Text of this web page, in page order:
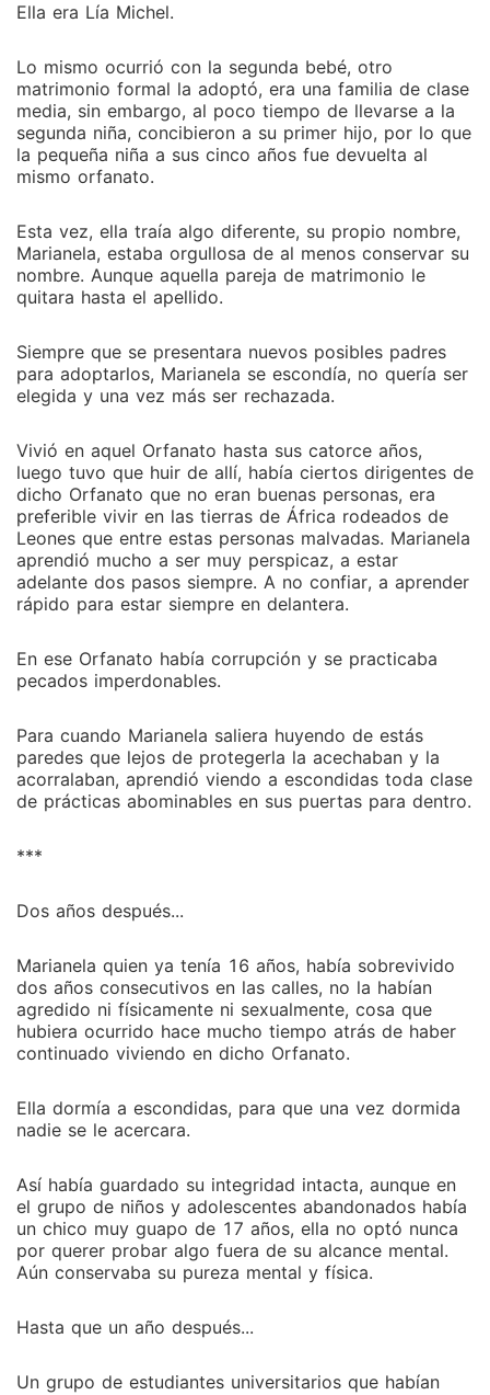
Ella era Lía Michel.
Lo mismo ocurrió con la segunda bebé, otro
matrimonio formal la adoptó, era una familia de clase
media, sin embargo, al poco tiempo de llevarse a la
segunda niña, concibieron a su primer hijo, por lo que
la pequeña niña a sus cinco años fue devuelta al
mismo orfanato.
Esta vez, ella traía algo diferente, su propio nombre,
Marianela, estaba orgullosa de al menos conservar su
nombre. Aunque aquella pareja de matrimonio le
quitara hasta el apellido.
Siempre que se presentara nuevos posibles padres
para adoptarlos, Marianela se escondía, no quería ser
elegida y una vez más ser rechazada.
Vivió en aquel Orfanato hasta sus catorce años,
luego tuvo que huir de allí, había ciertos dirigentes de
dicho Orfanato que no eran buenas personas, era
preferible vivir en las tierras de África rodeados de
Leones que entre estas personas malvadas. Marianela
aprendió mucho a ser muy perspicaz, a estar
adelante dos pasos siempre. A no confiar, a aprender
rápido para estar siempre en delantera.
En ese Orfanato había corrupción y se practicaba
pecados imperdonables.
Para cuando Marianela saliera huyendo de estás
paredes que lejos de protegerla la acechaban y la
acorralaban, aprendió viendo a escondidas toda clase
de prácticas abominables en sus puertas para dentro.
***
Dos años después...
Marianela quien ya tenía 16 años, había sobrevivido
dos años consecutivos en las calles, no la habían
agredido ni físicamente ni sexualmente, cosa que
hubiera ocurrido hace mucho tiempo atrás de haber
continuado viviendo en dicho Orfanato.
Ella dormía a escondidas, para que una vez dormida
nadie se le acercara.
Así había guardado su integridad intacta, aunque en
el grupo de niños y adolescentes abandonados había
un chico muy guapo de 17 años, ella no optó nunca
por querer probar algo fuera de su alcance mental.
Aún conservaba su pureza mental y física.
Hasta que un año después...
Un grupo de estudiantes universitarios que habían